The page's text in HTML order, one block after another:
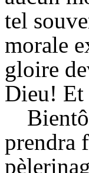
tel
morale
gloire
Dieu! Et
prendra